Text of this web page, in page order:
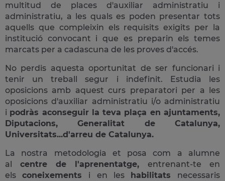
multitud de places d'auxiliar administratiu i
administratiu, a les quals es poden presentar tots
aquells que compleixin els requisits exigits per la
institució convocant i que es preparin els temes
marcats per a cadascuna de les proves d'accés.
No perdis aquesta oportunitat de ser funcionari i
tenir un treball segur i indefinit. Estudia les
oposicions amb aquest curs preparatori per a les
oposicions d'auxiliar administratiu i/o administratiu
i podràs aconseguir la teva plaça en ajuntaments,
Diputacions, Generalitat de Catalunya,
Universitats...d'arreu de Catalunya.
La nostra metodologia et posa com a alumne
al centre de l'aprenentatge, entrenant-te en
elsconeixements i en les habilitats necessaris